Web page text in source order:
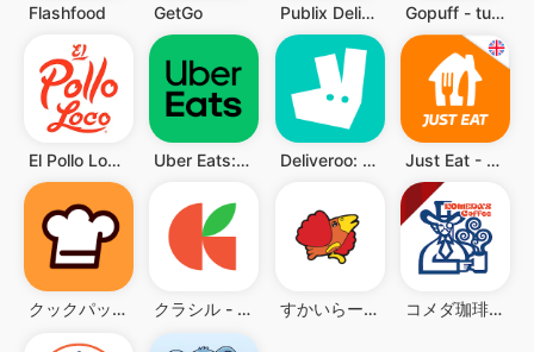
Flashfood GetGo Publix Delivery & Curbside Gopuff - tu pedido en minutos
El Pollo Loco - Loco Rewards Uber Eats: Comida a domicilio Deliveroo: Food & Shopping Just Eat - Food Delivery
クックパッド -みんなが作ってる料理レシピで、ご飯をおいしく クラシル - 毎日の献立に！レシピ動画で料理がおいしく作れる すかいらーくアプリ コメダ珈琲店